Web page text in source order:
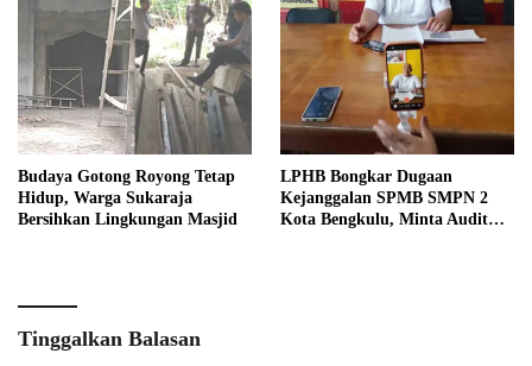
Budaya Gotong Royong Tetap
Hidup, Warga Sukaraja
Bersihkan Lingkungan Masjid
LPHB Bongkar Dugaan
Kejanggalan SPMB SMPN 2
Kota Bengkulu, Minta Audit
Tinggalkan Balasan